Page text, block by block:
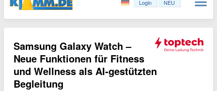
Login NEU
Samsung Galaxy Watch –
Neue Funktionen für Fitness
und Wellness als AI-gestützten
Begleitung